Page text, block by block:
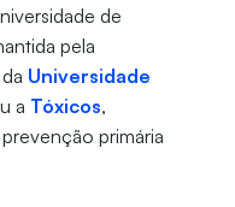
de
pela
Universidade
a Tóxicos,
primária